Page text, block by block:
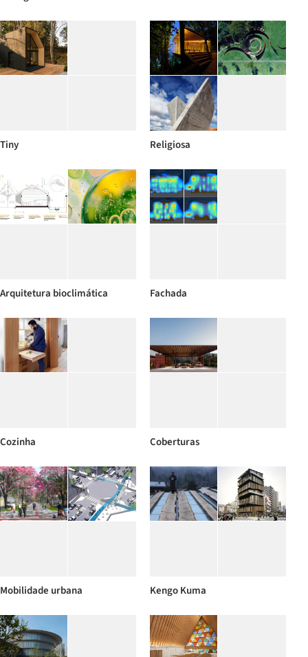
Tiny Religiosa
Arquitetura bioclimática Fachada
Cozinha Coberturas
Mobilidade urbana Kengo Kuma